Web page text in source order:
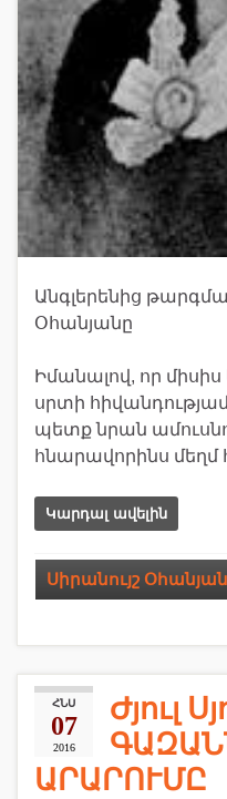
Անգլերենից
Օհանյանը
Իմանալով, որ
սրտի
պետք նրան
հնարավորինս մեղմ
Կարդալ ավելին
Սիրանույշ Օհանյան
ՀՆՍ
07
2016
Ժյուլ
ԱՐԱՐՈՒՄԸ